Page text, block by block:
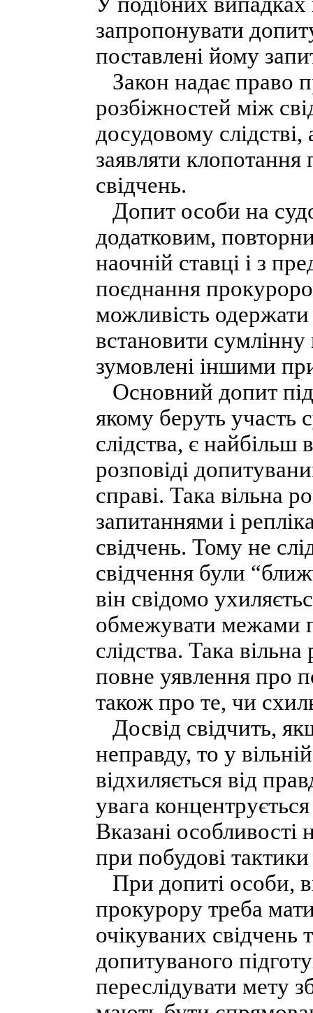
запропонувати
поставлені йому
Закон надає право
розбіжностей між
досудовому слідстві,
заявляти
свідчень.
Допит особи на
додатковим,
наочній ставці і з
поєднання
можливість одержати
встановити
зумовлені іншими
Основний допит
якому беруть участь
слідства, є найбільш
розповіді
справі. Така вільна
запитаннями і
свідчень. Тому не
свідчення були
він свідомо
обмежувати межами
слідства. Така
повне уявлення про
також про те, чи
Досвід свідчить,
неправду, то у
відхиляється від
увага
Вказані особливості
при побудові
При допиті особи,
прокурору треба
очікуваних свідчень
допитуваного
переслідувати мету